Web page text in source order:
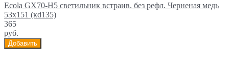
Ecola GX70-H5 светильник встраив. без рефл. Черненая медь
53x151 (кd135)
365
руб.
Добавить